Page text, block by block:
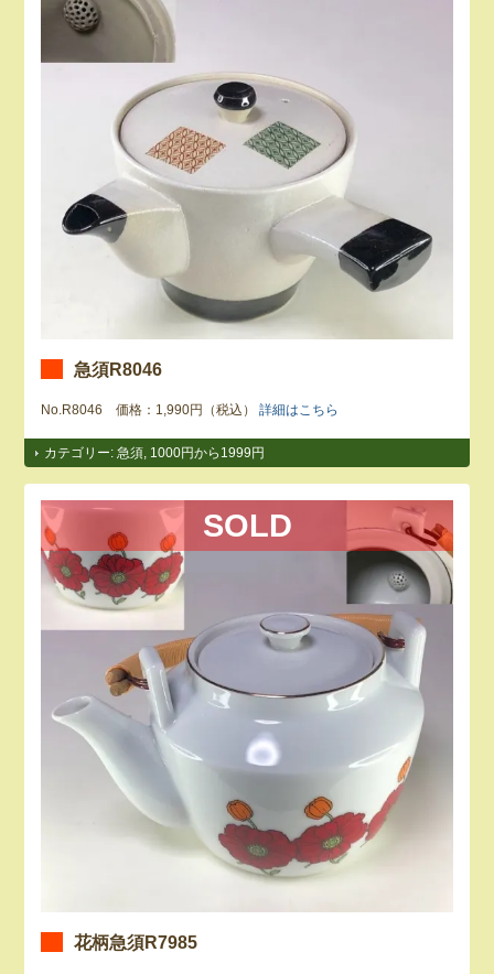
急須R8046
No.R8046 価格：1,990円（税込）詳細はこちら
カテゴリー:急須, 1000円から1999円
SOLD
花柄急須R7985